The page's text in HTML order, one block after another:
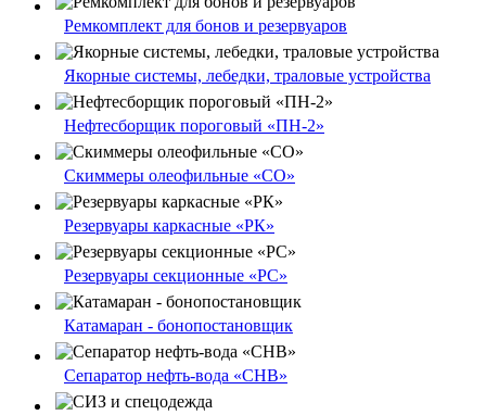
Ремкомплект для бонов и резервуаров
Якорные системы, лебедки, траловые устройства
Нефтесборщик пороговый «ПН-2»
Скиммеры олеофильные «СО»
Резервуары каркасные «РК»
Резервуары секционные «РС»
Катамаран - бонопостановщик
Сепаратор нефть-вода «СНВ»